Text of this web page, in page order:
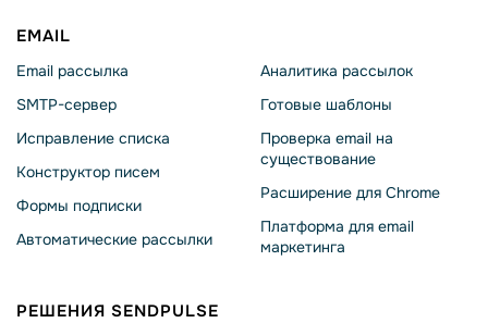
EMAIL
Email рассылка
SMTP-сервер
Исправление списка
Конструктор писем
Формы подписки
Автоматические рассылки
Аналитика рассылок
Готовые шаблоны
Проверка email на
существование
Расширение для Chrome
Платформа для email
маркетинга
РЕШЕНИЯ SENDPULSE